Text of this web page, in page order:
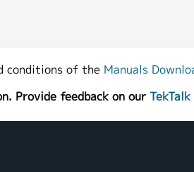
conditions of the Manuals
Provide feedback on our